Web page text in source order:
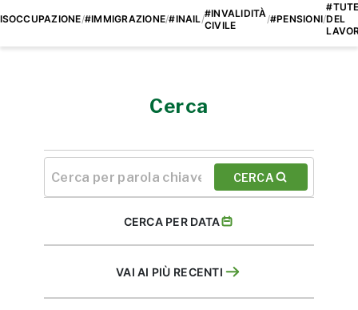
/#IMMIGRAZIONE/#INAIL/#INVALIDITÀ
CIVILE
/#PENSIONI/DEL
Cerca
CERCA
CERCA PER DATA
VAI AI PIÙ RECENTI